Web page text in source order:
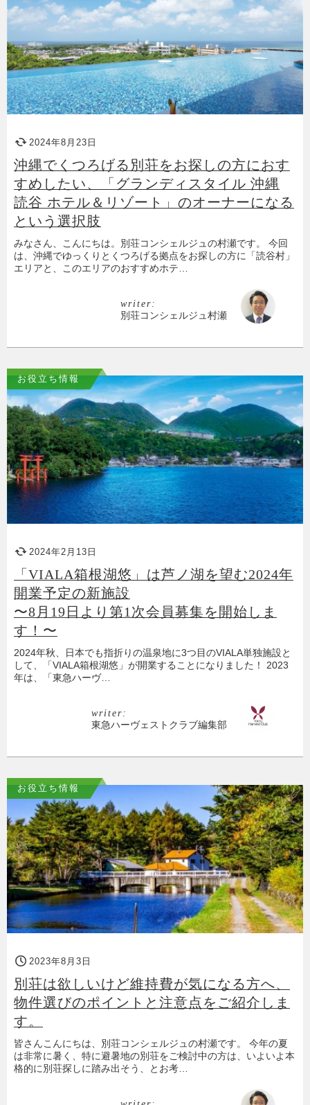
2024年8月23日
沖縄でくつろげる別荘をお探しの方におす
すめしたい、「グランディスタイル 沖縄
読谷 ホテル＆リゾート」のオーナーになる
という選択肢
みなさん、こんにちは。別荘コンシェルジュの村瀬です。 今回
は、沖縄でゆっくりとくつろげる拠点をお探しの方に「読谷村」
エリアと、このエリアのおすすめホテ…
writer:
別荘コンシェルジュ村瀬
お役立ち情報
2024年2月13日
「VIALA箱根湖悠」は芦ノ湖を望む2024年
開業予定の新施設
〜8月19日より第1次会員募集を開始しま
す！〜
2024年秋、日本でも指折りの温泉地に3つ目のVIALA単独施設と
して、「VIALA箱根湖悠」が開業することになりました！ 2023
年は、「東急ハーヴ…
writer:
東急ハーヴェストクラブ編集部
お役立ち情報
2023年8月3日
別荘は欲しいけど維持費が気になる方へ、
物件選びのポイントと注意点をご紹介しま
す。
皆さんこんにちは、別荘コンシェルジュの村瀬です。 今年の夏
は非常に暑く、特に避暑地の別荘をご検討中の方は、いよいよ本
格的に別荘探しに踏み出そう、とお考…